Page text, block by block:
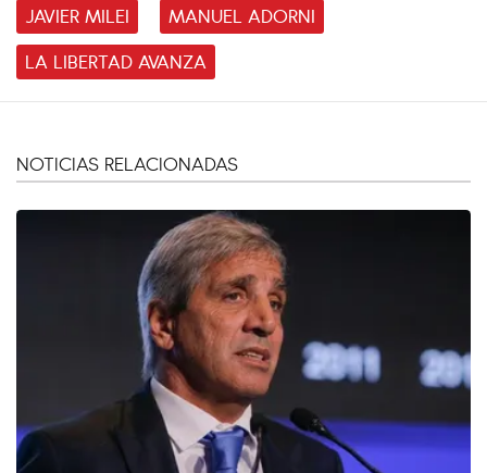
JAVIER MILEI
MANUEL ADORNI
LA LIBERTAD AVANZA
NOTICIAS RELACIONADAS